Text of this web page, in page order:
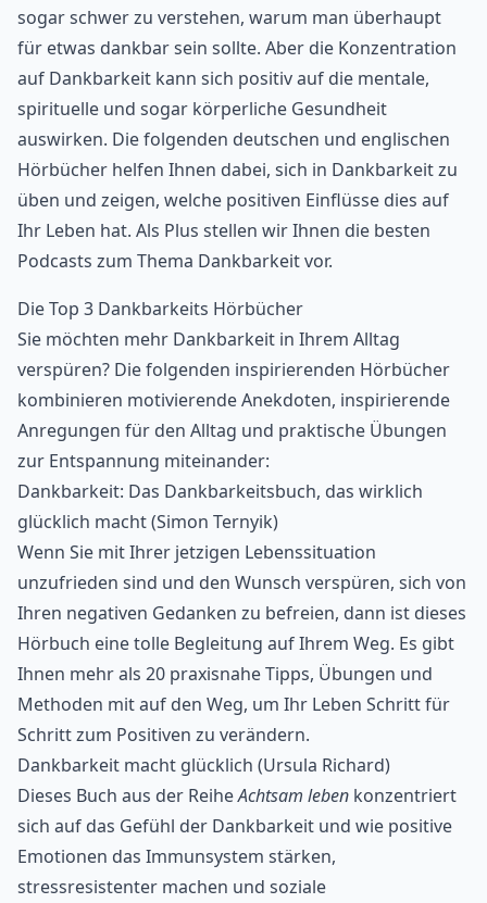
sogar schwer zu verstehen, warum man überhaupt
für etwas dankbar sein sollte. Aber die Konzentration
auf Dankbarkeit kann sich positiv auf die mentale,
spirituelle und sogar körperliche Gesundheit
auswirken. Die folgenden deutschen und englischen
Hörbücher helfen Ihnen dabei, sich in Dankbarkeit zu
üben und zeigen, welche positiven Einflüsse dies auf
Ihr Leben hat. Als Plus stellen wir Ihnen die besten
Podcasts zum Thema Dankbarkeit vor.
Die Top 3 Dankbarkeits Hörbücher
Sie möchten mehr Dankbarkeit in Ihrem Alltag
verspüren? Die folgenden inspirierenden Hörbücher
kombinieren motivierende Anekdoten, inspirierende
Anregungen für den Alltag und praktische Übungen
zur Entspannung miteinander:
Dankbarkeit: Das Dankbarkeitsbuch, das wirklich
glücklich macht (Simon Ternyik)
Wenn Sie mit Ihrer jetzigen Lebenssituation
unzufrieden sind und den Wunsch verspüren, sich von
Ihren negativen Gedanken zu befreien, dann ist dieses
Hörbuch eine tolle Begleitung auf Ihrem Weg. Es gibt
Ihnen mehr als 20 praxisnahe Tipps, Übungen und
Methoden mit auf den Weg, um Ihr Leben Schritt für
Schritt zum Positiven zu verändern.
Dankbarkeit macht glücklich (Ursula Richard)
Dieses Buch aus der ReiheAchtsam leben konzentriert
sich auf das Gefühl der Dankbarkeit und wie positive
Emotionen das Immunsystem stärken,
stressresistenter machen und soziale